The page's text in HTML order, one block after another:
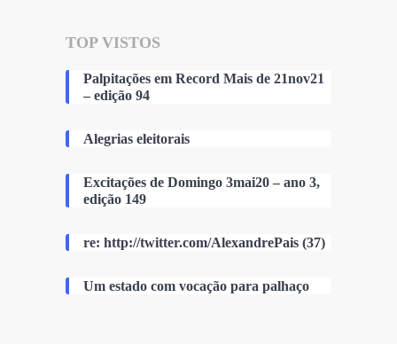
TOP VISTOS
Palpitações em Record Mais de 21nov21
– edição 94
Alegrias eleitorais
Excitações de Domingo 3mai20 – ano 3,
edição 149
re: http://twitter.com/AlexandrePais (37)
Um estado com vocação para palhaço